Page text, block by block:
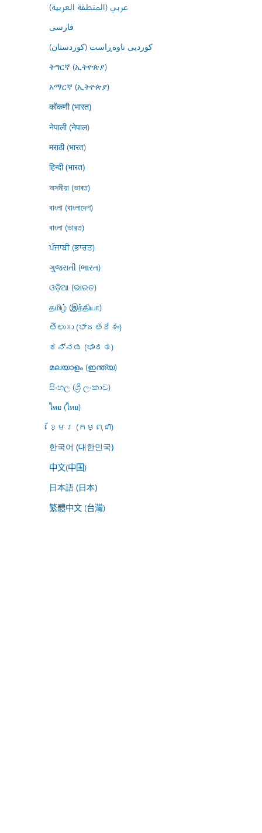
عربي (المنطقة العربية)
فارسى
کوردیی ناوەڕاست (کوردستان)
ትግርኛ (ኢትዮጵያ)
አማርኛ (ኢትዮጵያ)
कोंकणी (भारत)
नेपाली (नेपाल)
मराठी (भारत)
हिन्दी (भारत)
অসমীয়া (ভাৰত)
বাংলা (বাংলাদেশ)
বাংলা (ভারত)
ਪੰਜਾਬੀ (ਭਾਰਤ)
ગુજરાતી (ભારત)
ଓଡ଼ିଆ (ଭାରତ)
தமிழ் (இந்தியா)
తెలుగు (భారతదేశం)
ಕನ್ನಡ (ಭಾರತ)
മലയാളം (ഇന്ത്യ)
සිංහල (ශ්‍රී ලංකාව)
ไทย (ไทย)
ខ្មែរ (កម្ពុជា)
한국어 (대한민국)
中文(中国)
日本語 (日本)
繁體中文 (台灣)